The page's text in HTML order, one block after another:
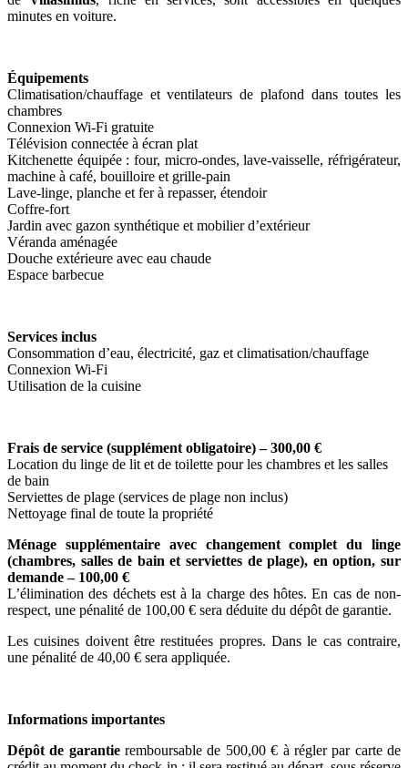
minutes en voiture.
Équipements
Climatisation/chauffage et ventilateurs de plafond dans toutes les
chambres
Connexion Wi-Fi gratuite
Télévision connectée à écran plat
Kitchenette équipée : four, micro-ondes, lave-vaisselle, réfrigérateur,
machine à café, bouilloire et grille-pain
Lave-linge, planche et fer à repasser, étendoir
Coffre-fort
Jardin avec gazon synthétique et mobilier d’extérieur
Véranda aménagée
Douche extérieure avec eau chaude
Espace barbecue
Services inclus
Consommation d’eau, électricité, gaz et climatisation/chauffage
Connexion Wi-Fi
Utilisation de la cuisine
Frais de service (supplément obligatoire) – 300,00 €
Location du linge de lit et de toilette pour les chambres et les salles
de bain
Serviettes de plage (services de plage non inclus)
Nettoyage final de toute la propriété
Ménage supplémentaire avec changement complet du linge
(chambres, salles de bain et serviettes de plage), en option, sur
demande – 100,00 €
L’élimination des déchets est à la charge des hôtes. En cas de non-
respect, une pénalité de 100,00 € sera déduite du dépôt de garantie.
Les cuisines doivent être restituées propres. Dans le cas contraire,
une pénalité de 40,00 € sera appliquée.
Informations importantes
Dépôt de garantieremboursable de 500,00 € à régler par carte de